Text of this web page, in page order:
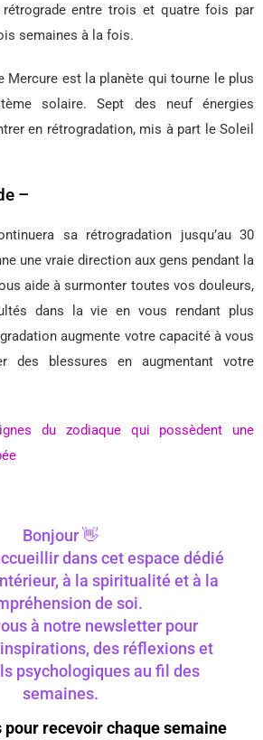
rétrograde entre trois et quatre fois par
semaines à la fois.
Mercure est la planète qui tourne le plus
solaire. Sept des neuf énergies
en rétrogradation, mis à part le Soleil
–
sa rétrogradation jusqu’au 30
une vraie direction aux gens pendant la
aide à surmonter toutes vos douleurs,
dans la vie en vous rendant plus
augmente votre capacité à vous
des blessures en augmentant votre
du zodiaque qui possèdent une
Bonjour 👋
dans cet espace dédié
à la spiritualité et à la
de soi.
à notre newsletter pour
des réflexions et
psychologiques au fil des
semaines.
recevoir chaque semaine